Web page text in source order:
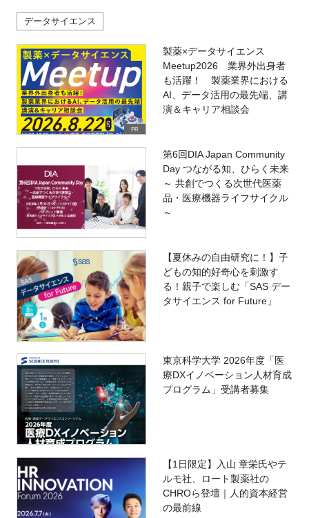
データサイエンス
PR
製薬×データサイエンス
Meetup2026 業界外出身者
も活躍！ 製薬業界における
AI、データ活用の最先端、講
演＆キャリア相談会
第6回DIA Japan Community
Day つながる知、ひらく未来
～ 共創でつくる次世代医薬
品・医療機器ライフサイクル
～
【夏休みの自由研究に！】子
どもの知的好奇心を刺激す
る！親子で楽しむ「SAS デー
タサイエンス for Future」
東京科学大学 2026年度「医
療DXイノベーション人材育成
プログラム」受講者募集
【1日限定】入山 章栄氏やテ
ルモ社、ロート製薬社の
CHROら登壇｜人的資本経営
の最前線